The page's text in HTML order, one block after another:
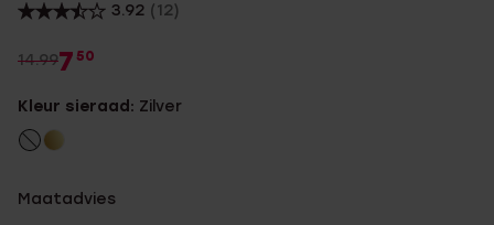
3.92 (12)
14.997 50
Kleur sieraad: Zilver
Maatadvies